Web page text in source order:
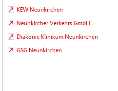
KEW Neunkirchen
Neunkircher Verkehrs GmbH
Diakonie Klinikum Neunkirchen
GSG Neunkirchen